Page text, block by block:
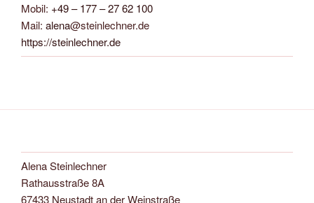
Mobil: +49 – 177 – 27 62 100
Mail: alena@steinlechner.de
https://steinlechner.de
Alena Steinlechner
Rathausstraße 8A
67433 Neustadt an der Weinstraße